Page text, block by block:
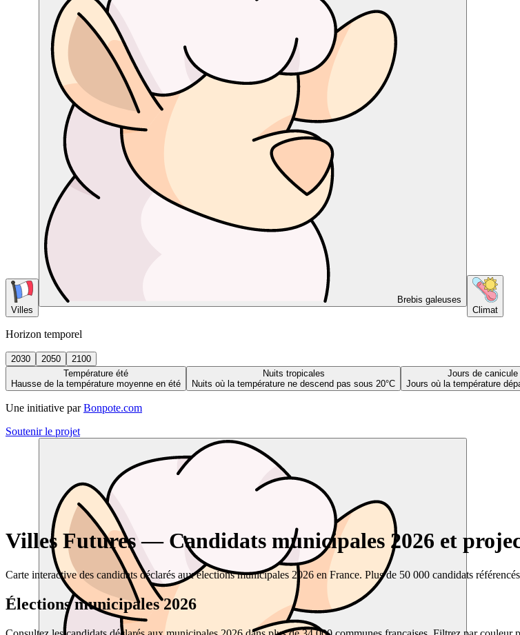
Villes
Brebis galeuses
Climat
Horizon temporel
2030 2050
2100
Température été
Hausse de la température moyenne en été
Nuits tropicales
Nuits où la température ne descend pas sous 20°C
Jours de canicule
Jours où la température
Une initiative par Bonpote.com
Soutenir le projet
Villes Futures — Candidats municipales 2026 et
Carte interactive des candidats déclarés aux élections municipales 2026 en France. Plus de 50 000 candidats
Élections municipales 2026